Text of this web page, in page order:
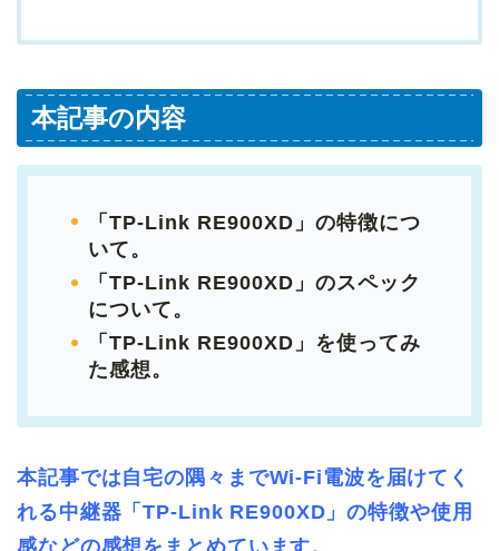
本記事の内容
「TP-Link RE900XD」の特徴につ
いて 。
「TP-Link RE900XD」のスペック
について。
「TP-Link RE900XD」を使ってみ
た感想。
本記事では自宅の隅々までWi-Fi電波を届けてく
れる中継器「TP-Link RE900XD」の特徴や使用
感などの感想をまとめています。